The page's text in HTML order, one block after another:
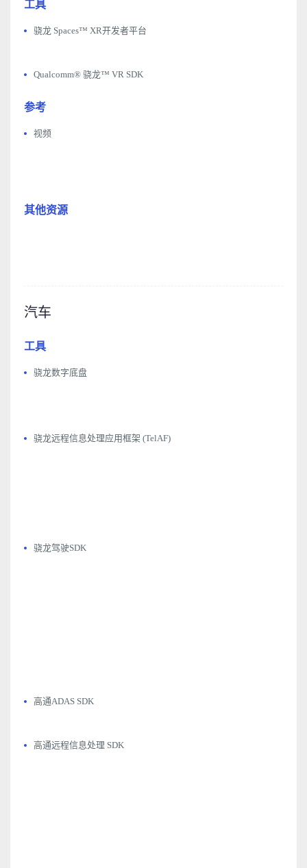
工具
骁龙 Spaces™ XR开发者平台
Qualcomm® 骁龙™ VR SDK
参考
视频
其他资源
汽车
工具
骁龙数字底盘
骁龙远程信息处理应用框架 (TelAF)
骁龙驾驶SDK
高通ADAS SDK
高通远程信息处理 SDK